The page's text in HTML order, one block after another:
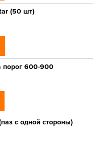
(50 шт)
порог 600-900
с одной стороны)